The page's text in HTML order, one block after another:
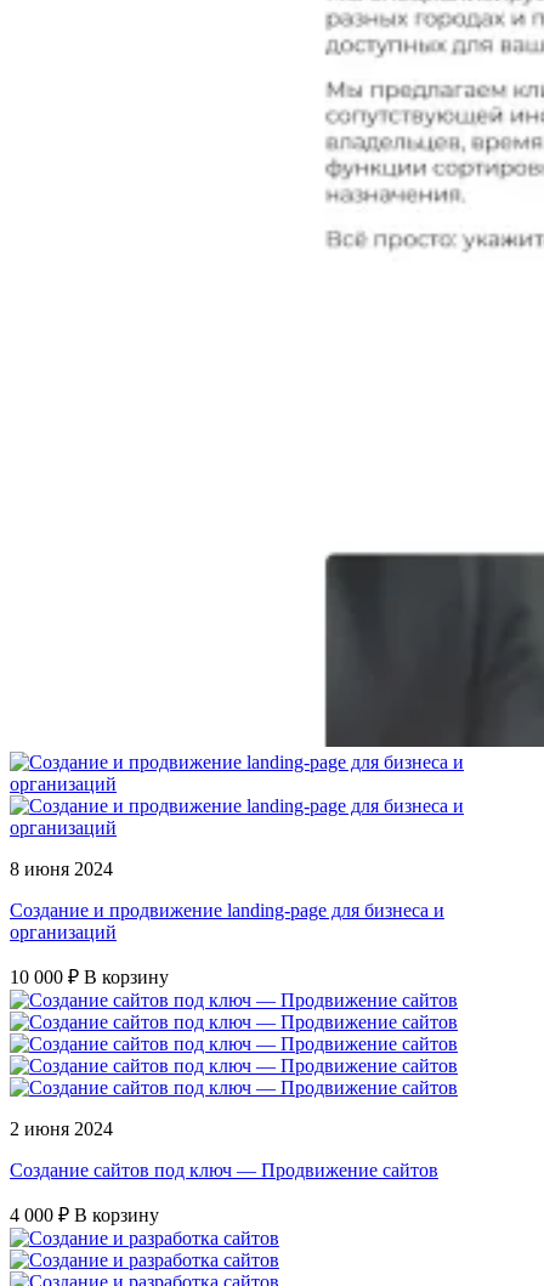
8 июня 2024
Cоздание и продвижение landing-page для бизнеса и
организаций
10 000 ₽ В корзину
2 июня 2024
Создание сайтов под ключ — Продвижение сайтов
4 000 ₽ В корзину